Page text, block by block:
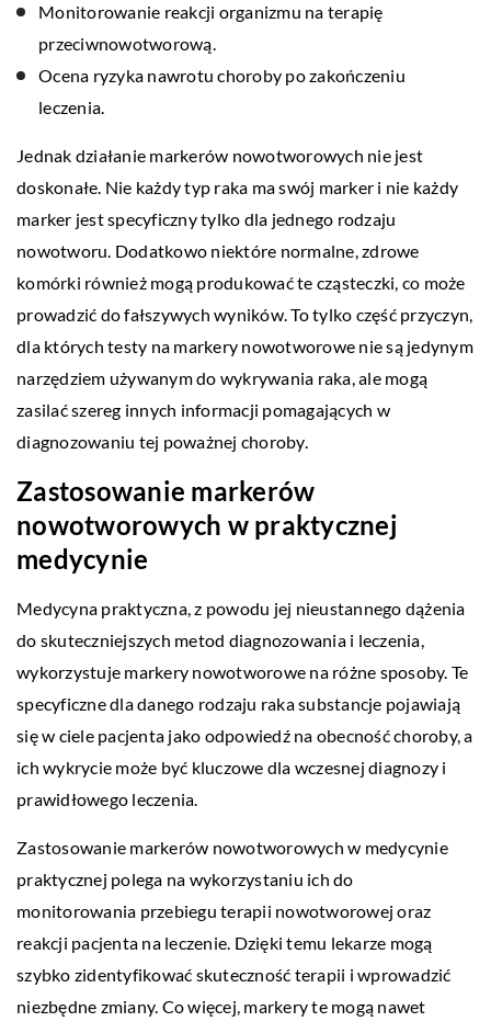
Monitorowanie reakcji organizmu na terapię
przeciwnowotworową.
Ocena ryzyka nawrotu choroby po zakończeniu
leczenia.
Jednak działanie markerów nowotworowych nie jest
doskonałe. Nie każdy typ raka ma swój marker i nie każdy
marker jest specyficzny tylko dla jednego rodzaju
nowotworu. Dodatkowo niektóre normalne, zdrowe
komórki również mogą produkować te cząsteczki, co może
prowadzić do fałszywych wyników. To tylko część przyczyn,
dla których testy na markery nowotworowe nie są jedynym
narzędziem używanym do wykrywania raka, ale mogą
zasilać szereg innych informacji pomagających w
diagnozowaniu tej poważnej choroby.
Zastosowanie markerów
nowotworowych w praktycznej
medycynie
Medycyna praktyczna, z powodu jej nieustannego dążenia
do skuteczniejszych metod diagnozowania i leczenia,
wykorzystuje markery nowotworowe na różne sposoby. Te
specyficzne dla danego rodzaju raka substancje pojawiają
się w ciele pacjenta jako odpowiedź na obecność choroby, a
ich wykrycie może być kluczowe dla wczesnej diagnozy i
prawidłowego leczenia.
Zastosowanie markerów nowotworowych w medycynie
praktycznej polega na wykorzystaniu ich do
monitorowania przebiegu terapii nowotworowej oraz
reakcji pacjenta na leczenie. Dzięki temu lekarze mogą
szybko zidentyfikować skuteczność terapii i wprowadzić
niezbędne zmiany. Co więcej, markery te mogą nawet